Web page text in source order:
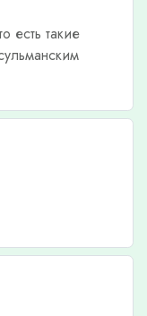
есть такие